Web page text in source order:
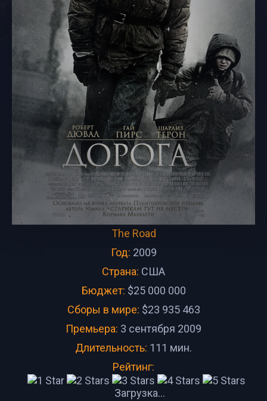
The Road
Год: 2009
Страна: США
Бюджет: $25 000 000
Сборы в мире: $23 935 463
Премьера: 3 сентября 2009
Длительность: 111 мин.
Рейтинг:
Загрузка...